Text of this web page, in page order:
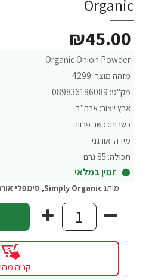
Organic
Organic Onion Powder
מזהה מוצר: 4299
מק"ט: 089836186089
ארץ ייצור: ארה"ב
כשרות: כשר פרווה
מידה: אורגני
תכולה: 85 גרם
זמין במלאי
₪45.00
מותגSimply Organic
, סימפלי
קניה